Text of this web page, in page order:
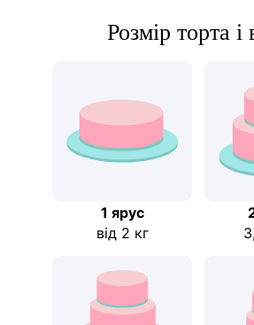
Розмір торта і
1 ярус
від 2 кг